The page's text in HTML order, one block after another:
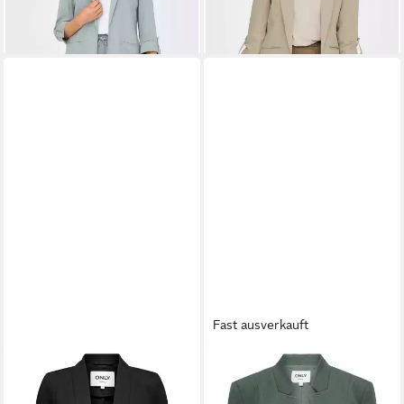
Kurzblazer
ONLPOPTRASH-ELLY LIFE
Fast ausverkauft
Kurzblazer
ONLEMILLIA LIFE L/S OPEN